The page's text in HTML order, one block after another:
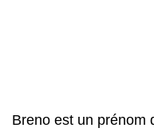
Breno est un prénom